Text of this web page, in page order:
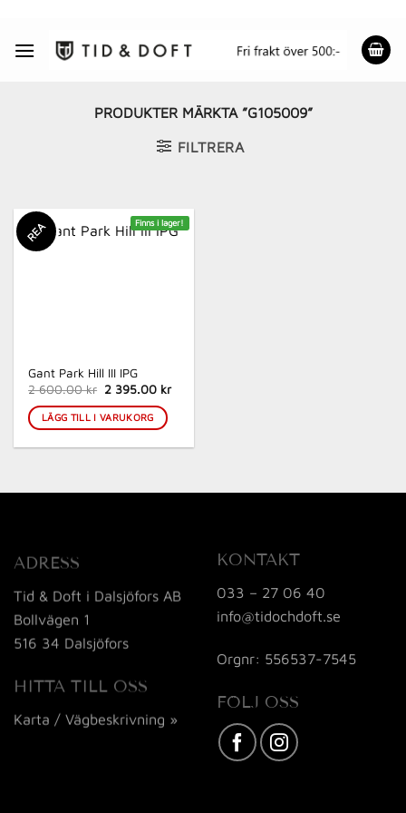
content
PRODUKTER MÄRKTA ”G105009”
FILTRERA
REA Finns i lager!
Gant Park Hill III IPG
2 600.00 kr Det
priset
var:
600.00 kr.
2 395.00 krDet
395.00 kr.
LÄGG TILL I VARUKORG
ADRESS
Tid & Doft i Dalsjöfors AB
Bollvägen 1
516 34 Dalsjöfors
HITTA TILL OSS
Karta / Vägbeskrivning »
KONTAKT
033 – 27 06 40
info@tidochdoft.se
Orgnr: 556537-7545
FÖLJ OSS